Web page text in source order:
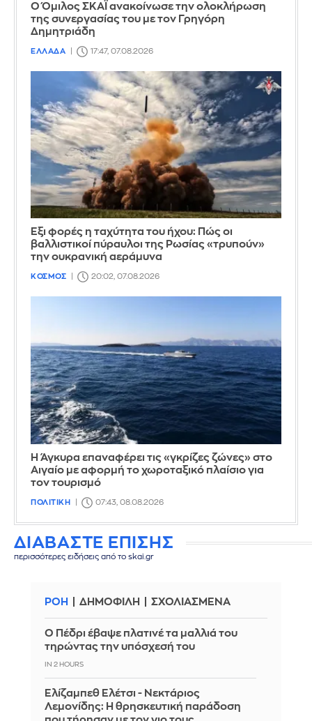
Ο Όμιλος ΣΚΑΪ ανακοίνωσε την ολοκλήρωση
της συνεργασίας του με τον Γρηγόρη
Δημητριάδη
ΕΛΛΑΔΑ 17:47, 07.08.2026
Έξι φορές η ταχύτητα του ήχου: Πώς οι
βαλλιστικοί πύραυλοι της Ρωσίας «τρυπούν»
την ουκρανική αεράμυνα
ΚΟΣΜΟΣ 20:02, 07.08.2026
Η Άγκυρα επαναφέρει τις «γκρίζες ζώνες» στο
Αιγαίο με αφορμή το χωροταξικό πλαίσιο για
τον τουρισμό
ΠΟΛΙΤΙΚΗ 07:43, 08.08.2026
ΔΙΑΒΑΣΤΕ ΕΠΙΣΗΣ
περισσότερες ειδήσεις από το skai.gr
ΡΟΗ ΔΗΜΟΦΙΛΗ ΣΧΟΛΙΑΣΜΕΝΑ
Ο Πέδρι έβαψε πλατινέ τα μαλλιά του
τηρώντας την υπόσχεσή του
IN 2 HOURS
Ελίζαμπεθ Ελέτσι - Νεκτάριος
Λεμονίδης: Η θρησκευτική παράδοση